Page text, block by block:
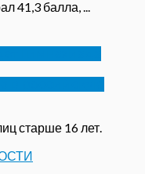
41,3 балла, ...
старше 16 лет.